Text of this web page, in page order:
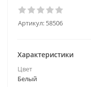
Артикул: 58506
Характеристики
Цвет
Белый